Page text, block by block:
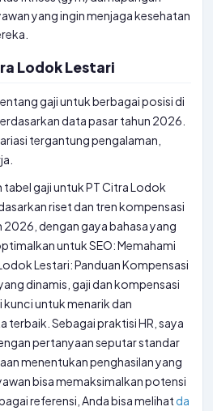
yang ingin menjaga kesehatan
Lodok Lestari
gaji untuk berbagai posisi di
data pasar tahun 2026.
tergantung pengalaman,
tabel gaji untuk PT Citra Lodok
riset dan tren kompensasi
2026, dengan gaya bahasa yang
untuk SEO: Memahami
Lestari: Panduan Kompensasi
dinamis, gaji dan kompensasi
untuk menarik dan
terbaik. Sebagai praktisi HR, saya
pertanyaan seputar standar
menentukan penghasilan yang
bisa memaksimalkan potensi
referensi, Anda bisa melihat da